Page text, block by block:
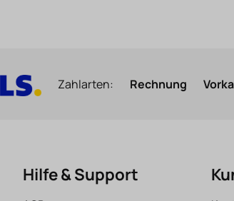
Zahlarten: Rechnung
Hilfe & Support